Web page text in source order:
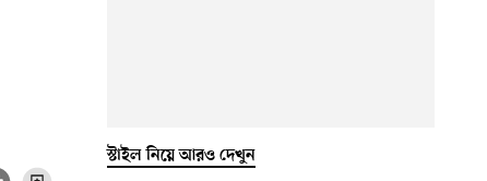
স্টাইল নিয়ে আরও দেখুন